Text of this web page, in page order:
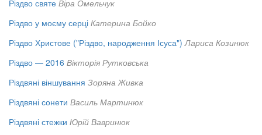
Різдво святе Віра Омельчук
Різдво у моєму серці Катерина Бойко
Різдво Христове ("Різдво, народження Ісуса") Лариса Козинюк
Різдво — 2016 Вікторія Рутковська
Різдвяні віншування Зоряна Живка
Різдвяні сонети Василь Мартинюк
Різдвяні стежки Юрій Вавринюк